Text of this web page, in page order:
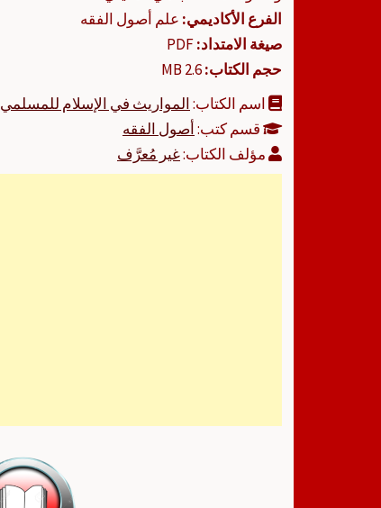
الفرع الأكاديمي: علم أصول الفقه
صيغة الامتداد:
حجم الكتاب:
اسم الكتاب:المواريث في الإسلام للمسلمي
قسم كتب:أصول الفقه
مؤلف الكتاب:غير مُعرَّف